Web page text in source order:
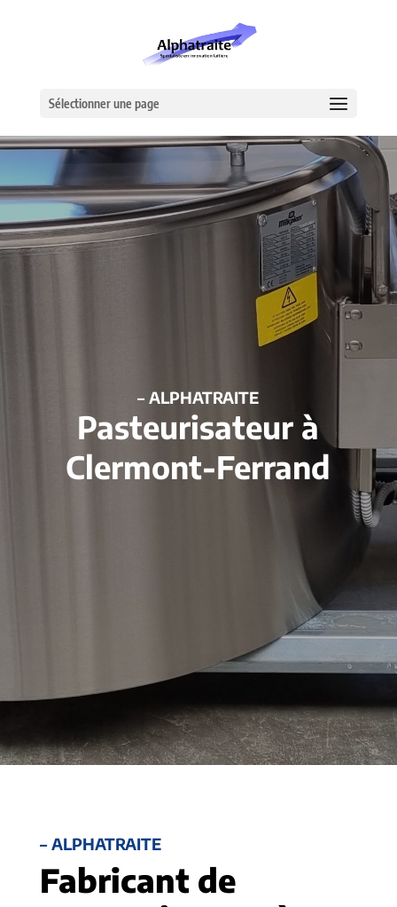
Sélectionner une page
– ALPHATRAITE
Pasteurisateur à
Clermont-Ferrand
– ALPHATRAITE
Fabricant de